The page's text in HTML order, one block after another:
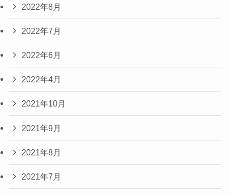
2022年8月
2022年7月
2022年6月
2022年4月
2021年10月
2021年9月
2021年8月
2021年7月